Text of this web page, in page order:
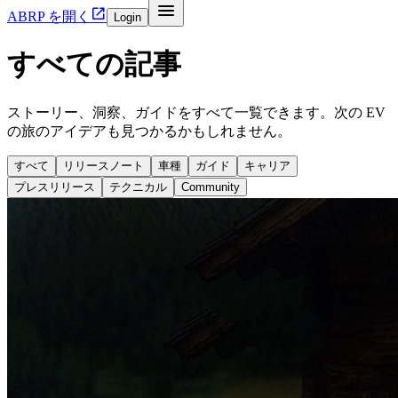
ABRP を開く  Login 
すべての記事
ストーリー、洞察、ガイドをすべて一覧できます。次の EV
の旅のアイデアも見つかるかもしれません。
すべて リリースノート 車種 ガイド
キャリア
プレスリリース
テクニカル Community